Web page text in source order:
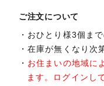
ご注文について
おひとり様3個ま
在庫が無くなり次
お住まいの地域に
ます。ログインし